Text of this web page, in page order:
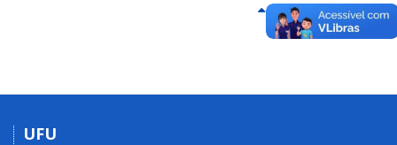
Voltar para o topo
UFU